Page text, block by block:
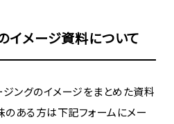
イメージ資料について
ングのイメージをまとめた資料
のある方は下記フォームにメー